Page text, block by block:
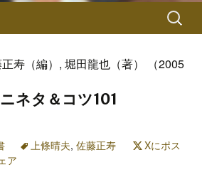
検
索:
寿（編）, 堀田龍也（著） （2005
ネタ＆コツ101
上條晴夫, 佐藤正寿
Xにポス
ア